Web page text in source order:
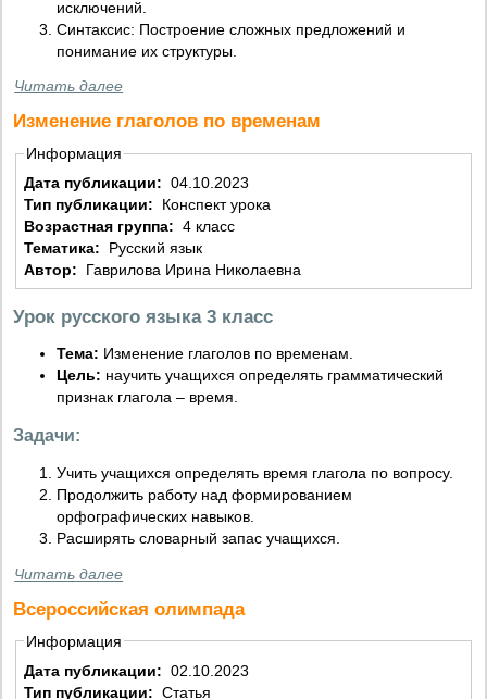
исключений.
Синтаксис: Построение сложных предложений и
понимание их структуры.
Читать далее
Изменение глаголов по временам
Информация
Дата публикации: 04.10.2023
Тип публикации:
Конспект урока
Возрастная группа: 4 класс
Тематика:
Русский язык
Автор:
Гаврилова Ирина Николаевна
Урок русского языка 3 класс
Тема: Изменение глаголов по временам.
Цель: научить учащихся определять грамматический
признак глагола – время.
Задачи:
Учить учащихся определять время глагола по вопросу.
Продолжить работу над формированием
орфографических навыков.
Расширять словарный запас учащихся.
Читать далее
Всероссийская олимпада
Информация
Дата публикации: 02.10.2023
Тип публикации: Статья